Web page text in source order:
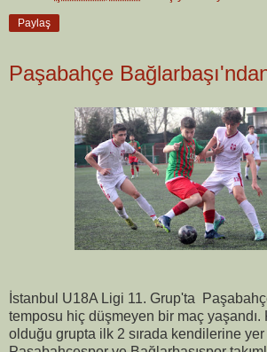
Paylaş
Paşabahçe
İstanbul U18A Ligi 11. Grup'ta
temposu hiç düşmeyen bir maç
olduğu grupta ilk 2 sırada kendilerine